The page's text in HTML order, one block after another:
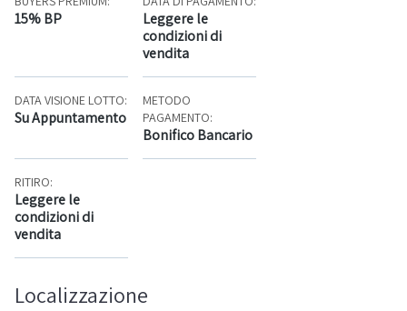
15% BP
Leggere le
condizioni di
vendita
DATA VISIONE LOTTO:
Su Appuntamento
METODO
PAGAMENTO:
Bonifico Bancario
RITIRO:
Leggere le
condizioni di
vendita
Localizzazione